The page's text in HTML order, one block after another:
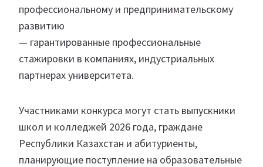
профессиональному и предпринимательскому
развитию
— гарантированные профессиональные
стажировки в компаниях, индустриальных
партнерах университета.
Участниками конкурса могут стать выпускники
школ и колледжей 2026 года, граждане
Республики Казахстан и абитуриенты,
планирующие поступление на образовательные